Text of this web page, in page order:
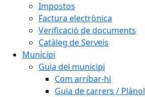
Impostos
Factura electrònica
Verificació de documents
Catàleg de Serveis
Municipi
Guia del municipi
Com arribar-hi
Guia de carrers / Plànol